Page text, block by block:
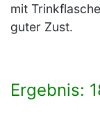
mit
guter Zust.
Ergebnis: